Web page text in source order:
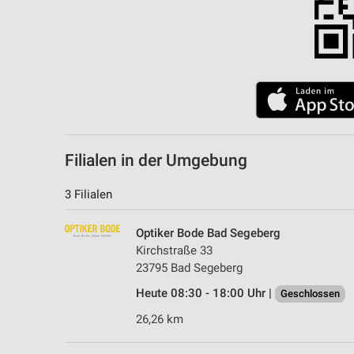
Filialen in der Umgebung
3 Filialen
Optiker Bode Bad Segeberg
Kirchstraße 33
23795 Bad Segeberg
Heute 08:30 - 18:00 Uhr |
Geschlossen
26,26 km